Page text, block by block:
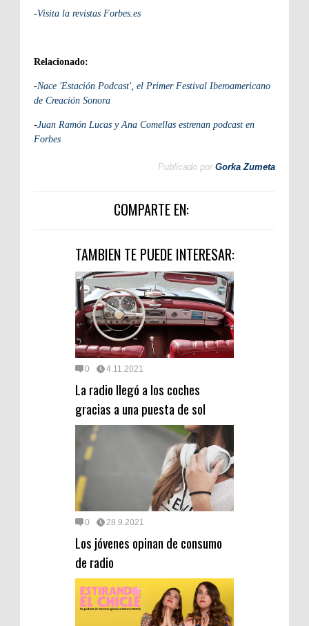
-Visita la revistas Forbes.es
Relacionado:
-Nace 'Estación Podcast', el Primer Festival Iberoamericano
de Creación Sonora
-Juan Ramón Lucas y Ana Comellas estrenan podcast en
Forbes
Publicado por Gorka Zumeta
COMPARTE EN:
TAMBIEN TE PUEDE INTERESAR:
0 4.11.2021
La radio llegó a los coches
gracias a una puesta de sol
0 28.9.2021
Los jóvenes opinan de consumo
de radio